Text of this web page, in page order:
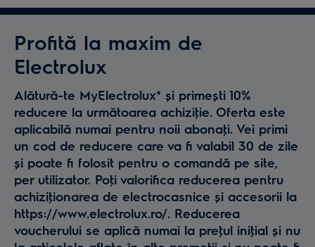
Profită la maxim de
Electrolux
Alătură-te MyElectrolux* și primești 10%
reducere la următoarea achiziţie. Oferta este
aplicabilă numai pentru noii abonaţi. Vei primi
un cod de reducere care va fi valabil 30 de zile
și poate fi folosit pentru o comandă pe site,
per utilizator. Poţi valorifica reducerea pentru
achiziţionarea de electrocasnice și accesorii la
https://www.electrolux.ro/. Reducerea
voucherului se aplică numai la preţul iniţial și nu